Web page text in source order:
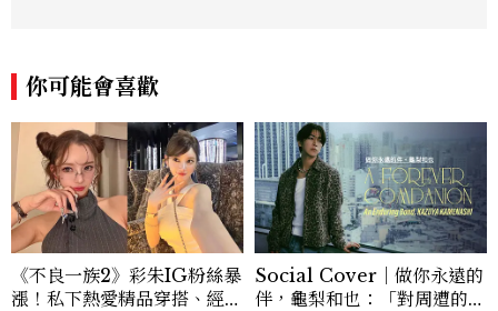
你可能會喜歡
《不良一族2》彩朱IG粉絲暴
漲！私下熱愛精品穿搭、經營
Social Cover｜做你永遠的
伴，龜梨和也：「對周遭的人